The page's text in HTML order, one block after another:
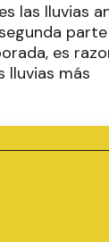
las lluvias
es
lluvias más